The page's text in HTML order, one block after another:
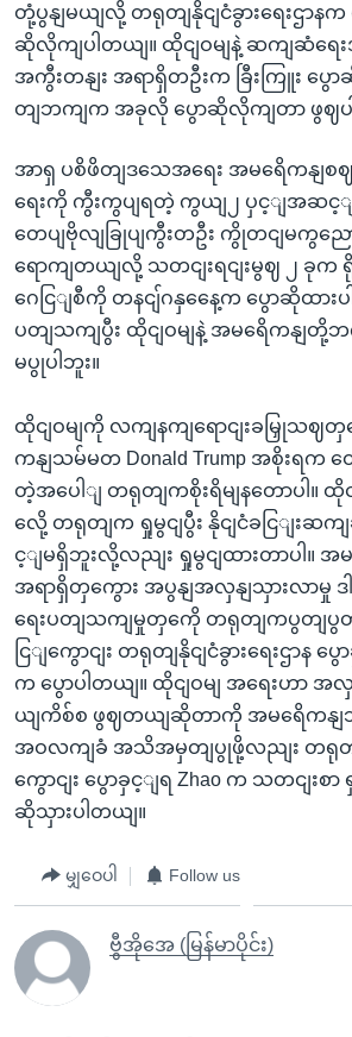
တုံ့ပွနျမယျလို့ တရုတျနိုငျငံခွားရေးဌာန
ဆိုလိုကျပါတယျ။ ထိုငျဝမျနဲ့ ဆကျဆံရေ
အကွီးတနျး အရာရှိတဦးက ခြီးကြူး ပွော
တျဘကျက အခုလို ပွောဆိုလိုကျတာ ဖွဈပ
အာရှ ပစိဖိတျဒသေအရေး အမရေိကနျစ
ရေးကို ကွီးကွပျရတဲ့ ကွယျ၂ ပှင့ျအဆင့
တေပျဗိုလျခြုပျကွီးတဦး ကွိုတငျမကွညေ
ရောကျတယျလို့ သတငျးရငျးမွဈ ၂ ခုက
ဂေငြျစီကို တနငျ်ဂနှနေေ့က ပွောဆိုထားပ
ပတျသကျပွီး ထိုငျဝမျနဲ့ အမရေိကနျ
မပွုပါဘူး။
ထိုငျဝမျကို လကျနကျရောငျးခမြှုသဈ
ကနျသမ်မတ Donald Trump အစိုးရက
တဲ့အပေါျ တရုတျကစိုးရိမျနတောပါ။ ထို
လေို့ တရုတျက ရှုမွငျပွီး နိုငျငံခငြျးဆက
င့ျမရှိဘူးလို့လညျး ရှုမွငျထားတာပါ။ အမ
အရာရှိတှကွေား အပွနျအလှနျသှားလာမှု
ရေးပတျသကျမှုတှကေို တရုတျကပွတျပွ
ငြျကွောငျး တရုတျနိုငျငံခွားရေးဌာန ပွေ
က ပွောပါတယျ။ ထိုငျဝမျ အရေးဟာ
ယျကိစ်စ ဖွဈတယျဆိုတာကို အမရေိကန
အဝလကျခံ အသိအမှတျပွုဖို့လညျး တရုတ
ကွောငျး ပွောခှင့ျရ Zhao က သတငျးစာ ရှ
ဆိုသှားပါတယျ။
မျှဝေပါ Follow us
ဗွီအိုအေ (မြန်မာပိုင်း)